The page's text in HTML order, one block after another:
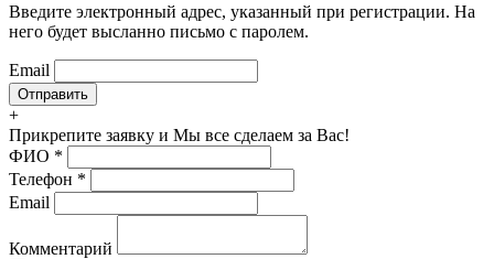
Введите электронный адрес, указанный при регистрации. На
него будет высланно письмо с паролем.
Email
+
Прикрепите заявку и Мы все сделаем за Вас!
ФИО *
Телефон *
Email
Комментарий